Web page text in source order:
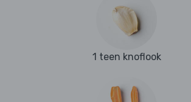
1 teen knoflook